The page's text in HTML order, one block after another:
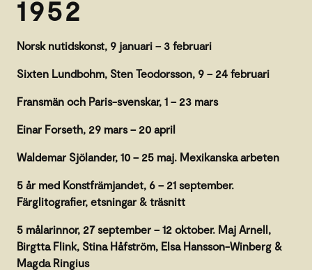
1952
Norsk nutidskonst, 9 januari – 3 februari
Sixten Lundbohm, Sten Teodorsson, 9 – 24 februari
Fransmän och Paris-svenskar, 1 – 23 mars
Einar Forseth, 29 mars – 20 april
Waldemar Sjölander, 10 – 25 maj. Mexikanska arbeten
5 år med Konstfrämjandet, 6 – 21 september.
Färglitografier, etsningar & träsnitt
5 målarinnor, 27 september – 12 oktober. Maj Arnell,
Birgtta Flink, Stina Håfström, Elsa Hansson-Winberg &
Magda Ringius